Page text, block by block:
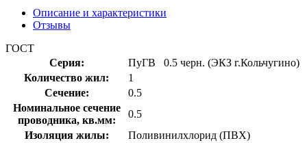
Описание и характеристики
Отзывы
ГОСТ
Серия:
ПуГВ 0.5 черн. (ЭКЗ г.Кольчугино)
Количество жил:
1
Сечение:
0.5
Номинальное сечение
проводника, кв.мм:
0.5
Изоляция жилы:
Поливинилхлорид (ПВХ)